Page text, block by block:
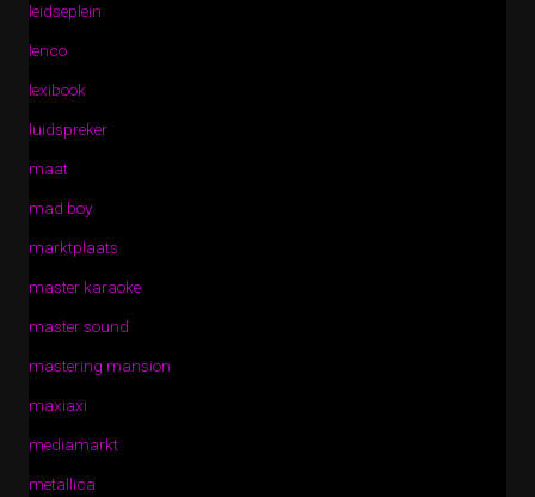
leidseplein
lenco
lexibook
luidspreker
maat
mad boy
marktplaats
master karaoke
master sound
mastering mansion
maxiaxi
mediamarkt
metallica